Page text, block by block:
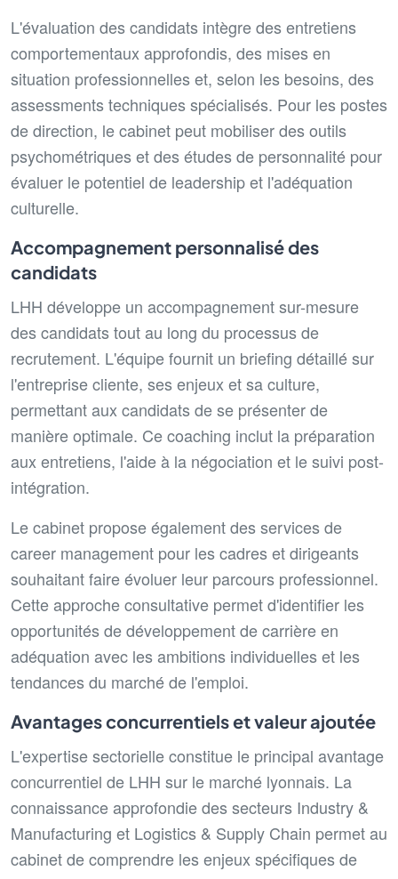
L'évaluation des candidats intègre des entretiens
comportementaux approfondis, des mises en
situation professionnelles et, selon les besoins, des
assessments techniques spécialisés. Pour les postes
de direction, le cabinet peut mobiliser des outils
psychométriques et des études de personnalité pour
évaluer le potentiel de leadership et l'adéquation
culturelle.
Accompagnement personnalisé des
candidats
LHH développe un accompagnement sur-mesure
des candidats tout au long du processus de
recrutement. L'équipe fournit un briefing détaillé sur
l'entreprise cliente, ses enjeux et sa culture,
permettant aux candidats de se présenter de
manière optimale. Ce coaching inclut la préparation
aux entretiens, l'aide à la négociation et le suivi post-
intégration.
Le cabinet propose également des services de
career management pour les cadres et dirigeants
souhaitant faire évoluer leur parcours professionnel.
Cette approche consultative permet d'identifier les
opportunités de développement de carrière en
adéquation avec les ambitions individuelles et les
tendances du marché de l'emploi.
Avantages concurrentiels et valeur ajoutée
L'expertise sectorielle constitue le principal avantage
concurrentiel de LHH sur le marché lyonnais. La
connaissance approfondie des secteurs Industry &
Manufacturing et Logistics & Supply Chain permet au
cabinet de comprendre les enjeux spécifiques de